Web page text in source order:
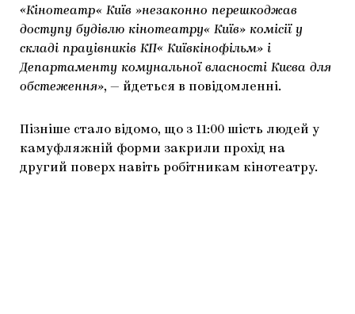
«Кінотеатр« Київ »незаконно перешкоджав
доступу будівлю кінотеатру« Київ» комісії у
складі працівників КП« Київкінофільм» і
Департаменту комунальної власності Києва для
обстеження», — йдеться в повідомленні.
Пізніше стало відомо, що з 11:00 шість людей у
камуфляжній форми закрили прохід на
другий поверх навіть робітникам кінотеатру.